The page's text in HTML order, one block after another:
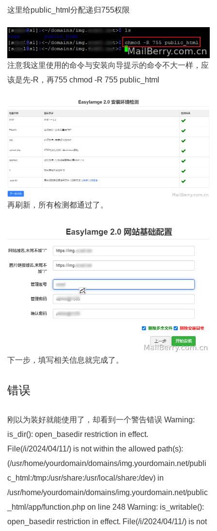
这里给public_html分配递归755权限
注意我这里使用的命令与安装向导提示的命令不大一样，应
该是先-R，再755 chmod -R 755 public_html
再刷新，所有检测都通过了。
下一步，填写相关信息就完成了。
错误
刚以为装好就能使用了，却看到一个警告错误 Warning:
is_dir(): open_basedir restriction in effect.
File(/i/2024/04/11/) is not within the allowed path(s):
(/usr/home/yourdomain/domains/img.yourdomain.net/publi
c_html:/tmp:/usr/share:/usr/local/share:/dev) in
/usr/home/yourdomain/domains/img.yourdomain.net/public
_html/app/function.php on line 248 Warning: is_writable():
open_basedir restriction in effect. File(/i/2024/04/11/) is not